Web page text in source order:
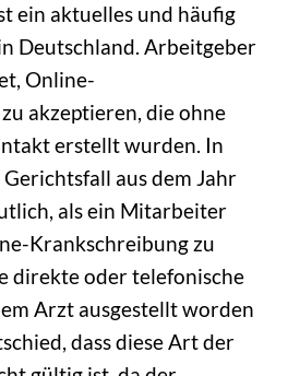
ein aktuelles und häufig
Deutschland. Arbeitgeber
Online-
akzeptieren, die ohne
erstellt wurden. In
aus dem Jahr
als ein Mitarbeiter
Krankschreibung zu
direkte oder telefonische
Arzt ausgestellt worden
dass diese Art der